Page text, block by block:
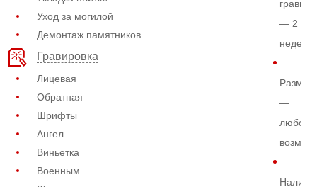
Уход за могилой
Демонтаж памятников
Гравировка
Лицевая
Обратная
Шрифты
Ангел
Виньетка
Военным
— 2
недели
Размер
—
любой